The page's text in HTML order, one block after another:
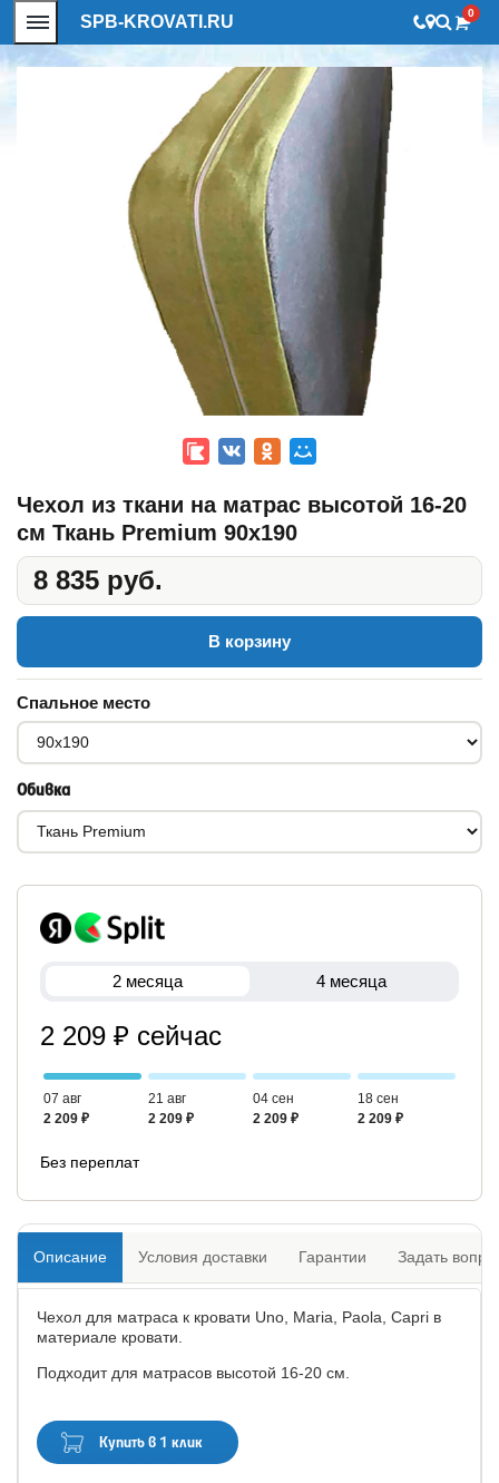
SPB-KROVATI.RU 0
Чехол из ткани на матрас высотой 16-20
см Ткань Premium 90x190
8 835 руб.
В корзину
Спальное место
Обивка
2 месяца 4 месяца
2 209 ₽ сейчас
07 авг
2 209 ₽
21 авг
2 209 ₽
04 сен
2 209 ₽
18 сен
2 209 ₽
Без переплат
Описание Условия доставки Гарантии Задать
Чехол для матраса к кровати Uno, Maria, Paola, Capri в
материале кровати.
Подходит для матрасов высотой 16-20 см.
Купить в 1 клик